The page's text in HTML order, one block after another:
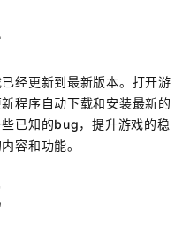
经更新到最新版本。打开游
程序自动下载和安装最新的
已知的bug，提升游戏的稳
容和功能。